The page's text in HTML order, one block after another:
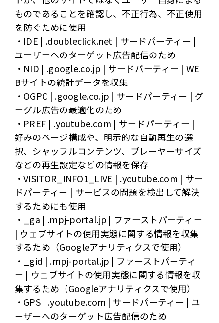
ものであることを確認し、不正行為、不正使用
を防ぐために使用
・IDE | .doubleclick.net | サードパーティー |
ユーザーへのターゲット広告配信のため
・NID | .google.co.jp | サードパーティー | WE
Bサイトの統計データを収集
・OGPC | .google.co.jp | サードパーティー | グ
ーグル広告の最適化のため
・PREF | .youtube.com | サードパーティー |
好みのページ構成や、明示的な自動再生の選
択、シャッフルコンテンツ、プレーヤーサイズ
などの再生設定などの情報を保存
・VISITOR_INFO1_LIVE | .youtube.com | サー
ドパーティー | サービスの問題を検出して解決
するためにも使用
・_ga | .mpj-portal.jp | ファーストパーティー
| ウェブサイトの使用実態に関する情報を収集
するため（Googleアナリティクスで使用）
・_gid | .mpj-portal.jp | ファーストパーティ
ー | ウェブサイトの使用実態に関する情報を収
集するため（Googleアナリティクスで使用）
・GPS | .youtube.com | サードパーティー | ユ
ーザーへのターゲット広告配信のため